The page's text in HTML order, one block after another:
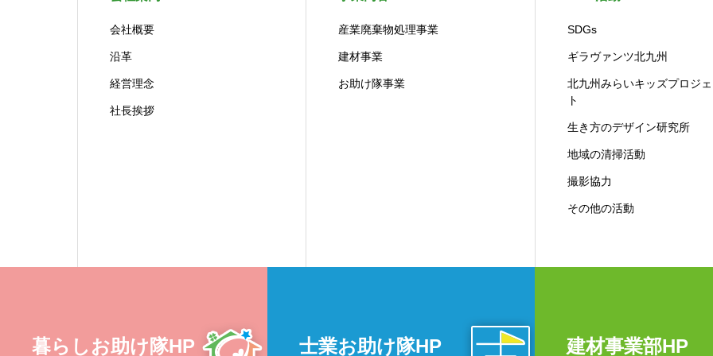
会社概要
沿革
経営理念
社長挨拶
産業廃棄物処理事業
建材事業
お助け隊事業
SDGs
ギラヴァンツ北九州
北九州みらいキッズプロジ
ト
生き方のデザイン研究所
地域の清掃活動
撮影協力
その他の活動
暮らしお助け隊HP 士業お助け隊HP 建材事業部HP